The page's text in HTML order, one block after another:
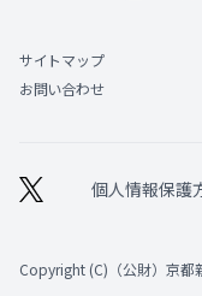
サイトマップ
お問い合わせ
個人情報保護
Copyright (C)（公財）京都